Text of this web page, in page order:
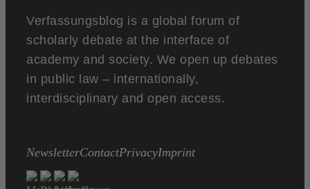
Verfassungsblog is a global forum of
scholarly debate at the interface of
academy and society. We open up debates
in public law – internationally,
interdisciplinary and open access.
NewsletterContactPrivacyImprint